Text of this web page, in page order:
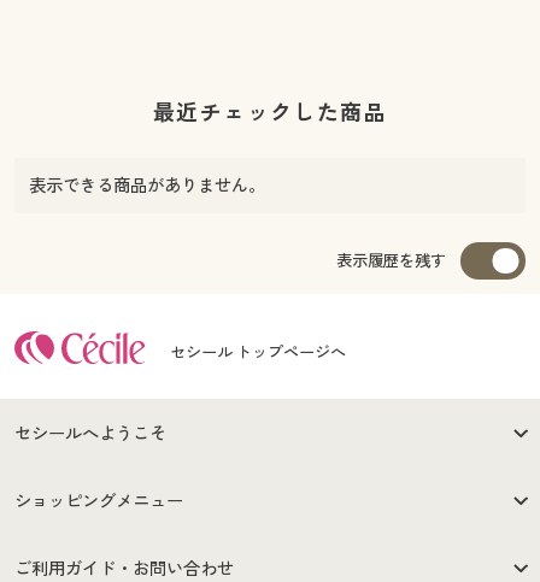
最近チェックした商品
表示できる商品がありません。
表示履歴を残す
セシール トップページへ
セシールへようこそ
はじめての方へ
セシールご利用規約
ショッピングメニュー
商品カテゴリ
ご利用ガイド・お問い合わせ